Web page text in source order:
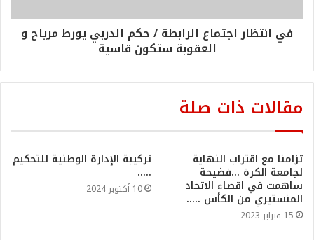
في انتظار اجتماع الرابطة / حكم الدربي يورط مرياح و
العقوبة ستكون قاسية
مقالات ذات صلة
تزامنا مع اقتراب النهاية
لجامعة الكرة …فضيحة
ساهمت في اقصاء الاتحاد
المنستيري من الكأس …..
15 فبراير 2023
تركيبة الإدارة الوطنية للتحكيم
…..
10 أكتوبر 2024